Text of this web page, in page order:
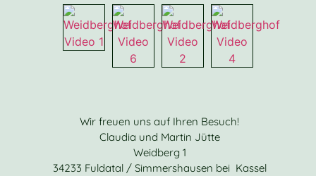
Wir freuen uns auf Ihren Besuch!
Claudia und Martin Jütte
Weidberg 1
34233 Fuldatal / Simmershausen bei Kassel